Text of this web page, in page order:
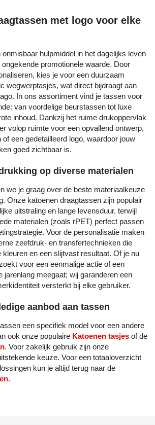
met logo voor elke
hulpmiddel in het dagelijks leven
promotionele waarde. Door
kies je voor een duurzaam
wegwerptasjes, wat direct bijdraagt aan
In ons assortiment vind je tassen voor
van voordelige beurstassen tot luxe
inhoud. Dankzij het ruime drukoppervlak
volop ruimte voor een opvallend ontwerp,
een gedetailleerd logo, waardoor jouw
goed zichtbaar is.
op diverse materialen
we je graag over de beste materiaalkeuze
Onze katoenen draagtassen zijn populair
uitstraling en lange levensduur, terwijl
materialen (zoals rPET) perfect passen
Voor de personalisatie maken
zeefdruk- en transfertechnieken die
en een slijtvast resultaat. Of je nu
voor een eenmalige actie of een
jarenlang meegaat; wij garanderen een
versterkt bij elke gebruiker.
aanbod aan tassen
een specifiek model voor een andere
ook onze populaire Katoenen tasjesof de
. Voor zakelijk gebruik zijn onze
keuze. Voor een totaaloverzicht
kun je altijd terug naar de
.